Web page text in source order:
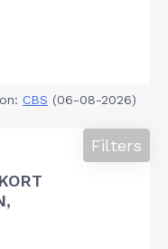
CBS (06-08-2026)
Filters